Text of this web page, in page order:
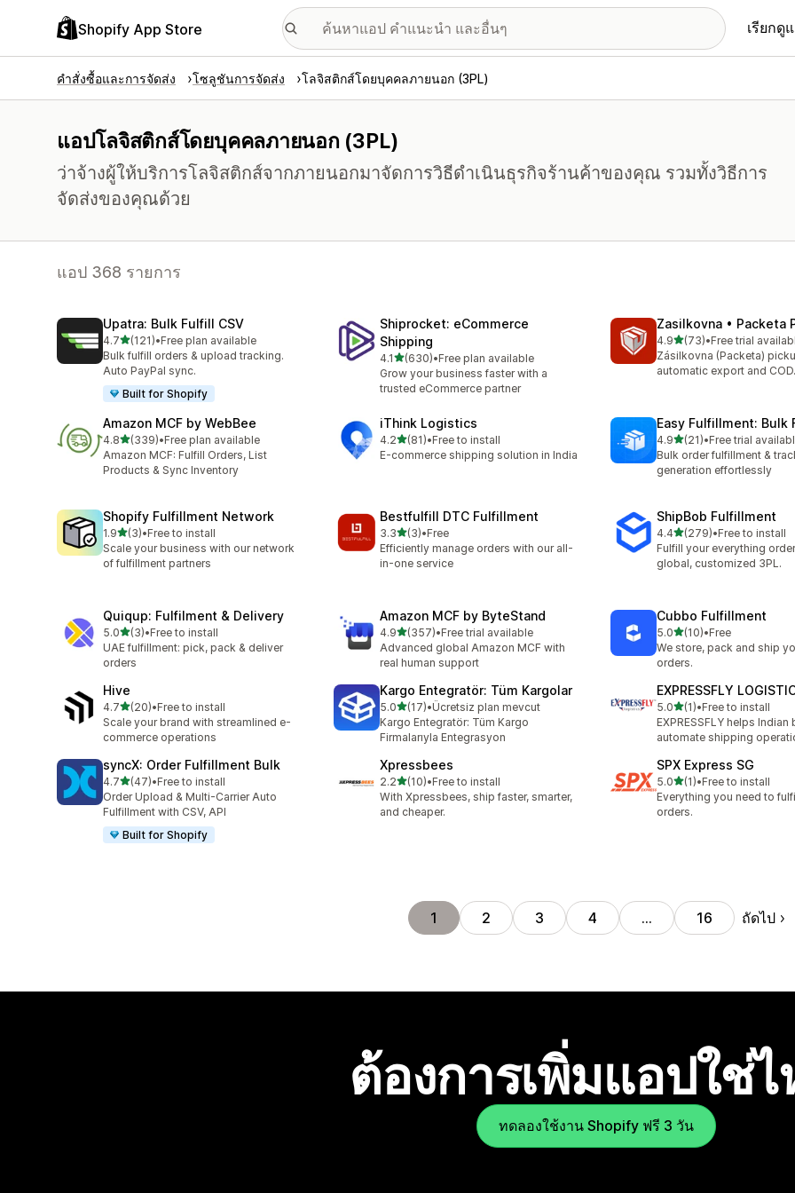
Shopify App Store เรียกดู
คำสั่งซื้อและการจัดส่ง โซลูชันการจัดส่ง โลจิสติกส์โดยบุคคลภายนอก (3PL)
แอปโลจิสติกส์โดยบุคคลภายนอก (3PL)
ว่าจ้างผู้ให้บริการโลจิสติกส์จากภายนอกมาจัดการวิธีดำเนินธุรกิจร้านค้าของคุณ รวมทั้งวิธีการ
จัดส่งของคุณด้วย
แอป 368 รายการ
Upatra: Bulk Fulfill CSV
4.7เต็ม 5 ดาว
(121)
ทั้งหมด 121 รีวิว
•Free plan available
Bulk fulfill orders & upload tracking.
Auto PayPal sync.
Built for Shopify
Shiprocket: eCommerce
Shipping
4.1เต็ม 5 ดาว
(630)
ทั้งหมด 630 รีวิว
•Free plan available
Grow your business faster with a
trusted eCommerce partner
Zasilkovna • Packeta
4.9เต็ม 5 ดาว
(73)
ทั้งหมด 73 รีวิว
•Free trial
Zásilkovna (Packeta)
automatic export and COD.
Amazon MCF by WebBee
4.8เต็ม 5 ดาว
(339)
ทั้งหมด 339 รีวิว
•Free plan available
Amazon MCF: Fulfill Orders, List
Products & Sync Inventory
iThink Logistics
4.2เต็ม 5 ดาว
(81)
ทั้งหมด 81 รีวิว
•Free to install
E-commerce shipping solution in India
Easy Fulfillment: Bulk
4.9เต็ม 5 ดาว
(21)
ทั้งหมด 21 รีวิว
•Free trial
Bulk order fulfillment &
generation effortlessly
Shopify Fulfillment Network
1.9เต็ม 5 ดาว
(3)
ทั้งหมด 3 รีวิว
•Free to install
Scale your business with our network
of fulfillment partners
Bestfulfill DTC Fulfillment
3.3เต็ม 5 ดาว
(3)
ทั้งหมด 3 รีวิว
•Free
Efficiently manage orders with our all-
in-one service
ShipBob Fulfillment
4.4เต็ม 5 ดาว
(279)
ทั้งหมด 279 รีวิว
•Free to install
Fulfill your everything
global, customized 3PL.
Quiqup: Fulfilment & Delivery
5.0เต็ม 5 ดาว
(3)
ทั้งหมด 3 รีวิว
•Free to install
UAE fulfillment: pick, pack & deliver
orders
Amazon MCF by ByteStand
4.9เต็ม 5 ดาว
(357)
ทั้งหมด 357 รีวิว
•Free trial available
Advanced global Amazon MCF with
real human support
Cubbo Fulfillment
5.0เต็ม 5 ดาว
(10)
ทั้งหมด 10 รีวิว
•Free
We store, pack and ship
orders.
Hive
4.7เต็ม 5 ดาว
(20)
ทั้งหมด 20 รีวิว
•Free to install
Scale your brand with streamlined e-
commerce operations
Kargo Entegratör: Tüm Kargolar
5.0เต็ม 5 ดาว
(17)
ทั้งหมด 17 รีวิว
•Ücretsiz plan mevcut
Kargo Entegratör: Tüm Kargo
Firmalarıyla Entegrasyon
EXPRESSFLY
5.0เต็ม 5 ดาว
(1)
ทั้งหมด 1 รีวิว
•Free to install
EXPRESSFLY helps
automate shipping
syncX: Order Fulfillment Bulk
4.7เต็ม 5 ดาว
(47)
ทั้งหมด 47 รีวิว
•Free to install
Order Upload & Multi-Carrier Auto
Fulfillment with CSV, API
Built for Shopify
Xpressbees
2.2เต็ม 5 ดาว
(10)
ทั้งหมด 10 รีวิว
•Free to install
With Xpressbees, ship faster, smarter,
and cheaper.
SPX Express SG
5.0เต็ม 5 ดาว
(1)
ทั้งหมด 1 รีวิว
•Free to install
Everything you need to
orders.
1 2 3 4 … 16 ถัดไป
ต้องการเพิ่มแอปใช่
ทดลองใช้งาน Shopify ฟรี 3 วัน